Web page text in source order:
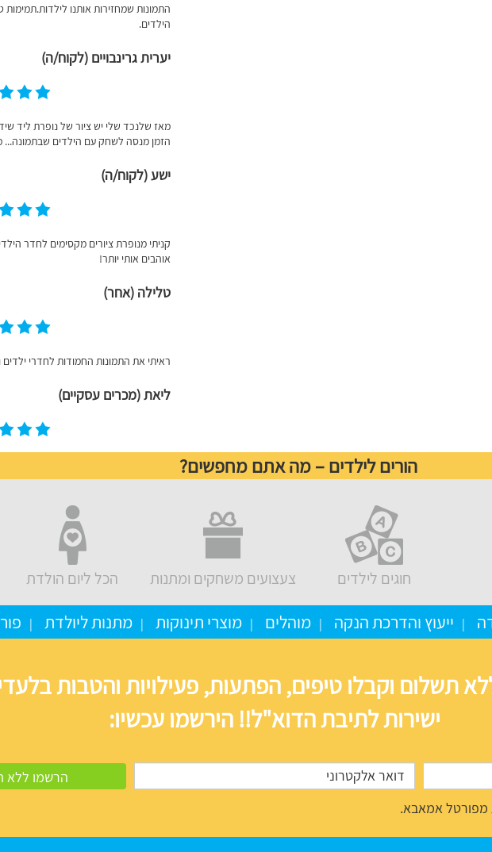
התמונות שמחזירות אותנו
הילדים.
יערית גרינבויים (לקוח/ה)
מאז שלנכד שלי יש ציור של נופרת ליד
הזמן מנסה לשחק עם הילדים
ישע (לקוח/ה)
קניתי מנופרת ציורים מקסימים לחדר
אוהבים אותי יותר!
טלילה (אחר)
ראיתי את התמונות החמודות לחדרי ילדים
ליאת (מכרים עסקיים)
הורים לילדים – מה אתם מחפשים?
חוגים לילדים צעצועים משחקים ומתנות הכל ליום הולדת
ייעוץ והדרכת הנקה מוהלים מוצרי תינוקות מתנות ליולדת
תשלום וקבלו טיפים, הפתעות, פעילויות והטבות
ישירות לתיבת הדוא"ל!! הירשמו עכשיו:
מפורטל אמאבא.